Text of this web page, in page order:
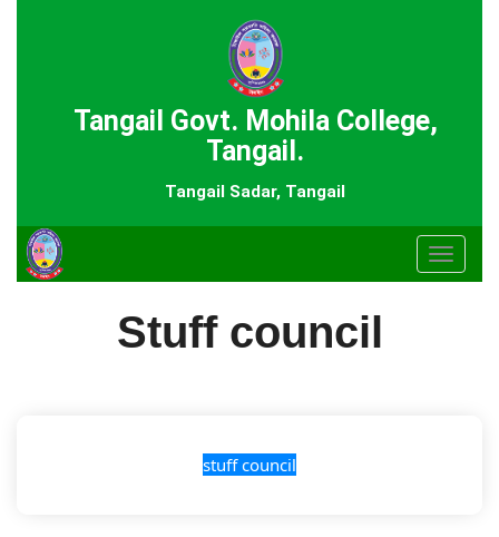
Tangail Govt. Mohila College,
Tangail.
Tangail Sadar, Tangail
Toggle
Stuff council
stuff council